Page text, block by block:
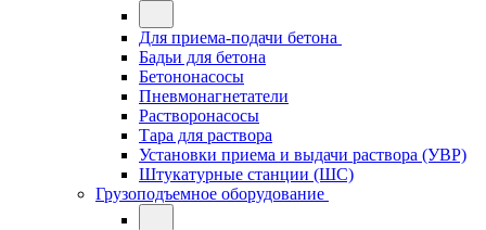
Для приема-подачи бетона
Бадьи для бетона
Бетононасосы
Пневмонагнетатели
Растворонасосы
Тара для раствора
Установки приема и выдачи раствора (УВР)
Штукатурные станции (ШС)
Грузоподъемное оборудование